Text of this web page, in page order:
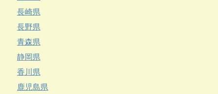
長崎県
長野県
青森県
静岡県
香川県
鹿児島県